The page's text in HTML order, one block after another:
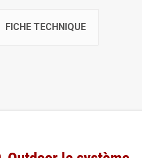
FICHE TECHNIQUE